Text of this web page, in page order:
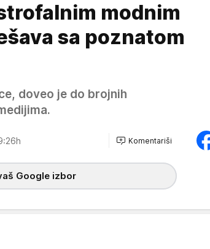
modnim
sa poznatom
doveo je do brojnih
Komentariši
Google izbor